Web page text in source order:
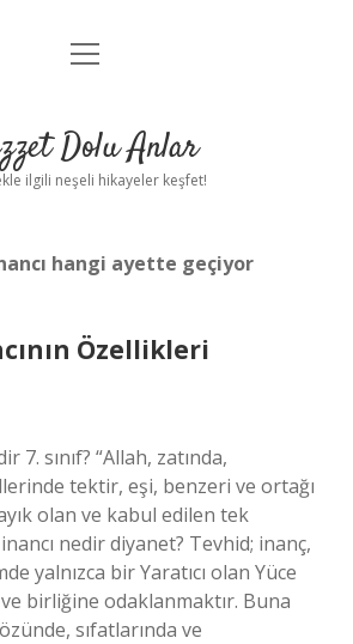
Anasayfa
Yasal Uyarı
menüyü
Dolu Anlar
ilgili neşeli hikayeler keşfet!
hangi ayette geçiyor
Özellikleri
7. sınıf? “Allah, zatında,
tektir, eşi, benzeri ve ortağı
olan ve kabul edilen tek
nedir diyanet? Tevhid; inanç,
yalnızca bir Yaratıcı olan Yüce
ve birliğine odaklanmaktır. Buna
sıfatlarında ve